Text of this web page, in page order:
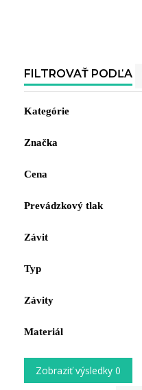
FILTROVAŤ PODĽA
Kategórie
Značka
Cena
Prevádzkový tlak
Závit
Typ
Závity
Materiál
Zobraziť výsledky 0